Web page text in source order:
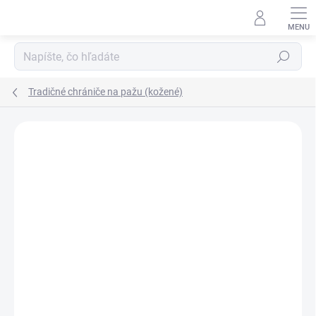
Hľadať
Tradičné chrániče na pažu (kožené)